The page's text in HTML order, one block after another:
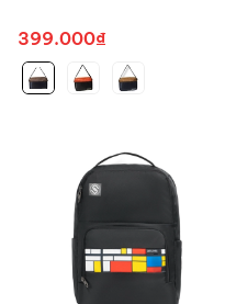
399.000₫